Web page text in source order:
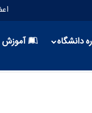
دانشگاه آموزش